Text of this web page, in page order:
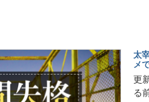
太
メ
更
る